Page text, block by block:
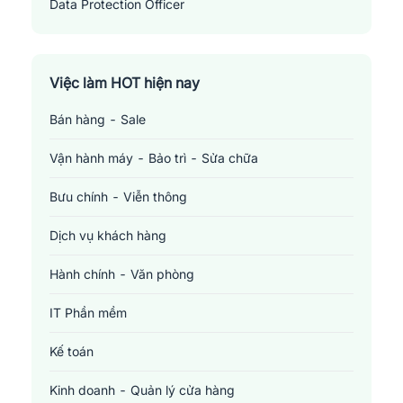
Data Protection Officer
Việc làm HOT hiện nay
Bán hàng - Sale
Vận hành máy - Bảo trì - Sửa chữa
Bưu chính - Viễn thông
Dịch vụ khách hàng
Hành chính - Văn phòng
IT Phần mềm
Kế toán
Kinh doanh - Quản lý cửa hàng